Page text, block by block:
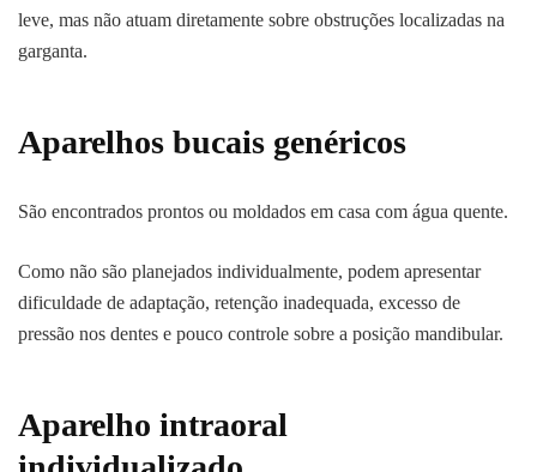
leve, mas não atuam diretamente sobre obstruções localizadas na
garganta.
Aparelhos bucais genéricos
São encontrados prontos ou moldados em casa com água quente.
Como não são planejados individualmente, podem apresentar
dificuldade de adaptação, retenção inadequada, excesso de
pressão nos dentes e pouco controle sobre a posição mandibular.
Aparelho intraoral